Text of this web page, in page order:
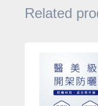
Related